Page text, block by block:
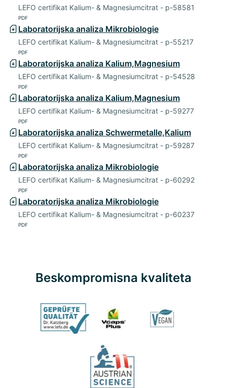
LEFO certifikat Kalium- & Magnesiumcitrat - p-58581
PDF
Laboratorijska analiza Mikrobiologie
LEFO certifikat Kalium- & Magnesiumcitrat - p-55217
PDF
Laboratorijska analiza Kalium,Magnesium
LEFO certifikat Kalium- & Magnesiumcitrat - p-54528
PDF
Laboratorijska analiza Kalium,Magnesium
LEFO certifikat Kalium- & Magnesiumcitrat - p-59277
PDF
Laboratorijska analiza Schwermetalle,Kalium
LEFO certifikat Kalium- & Magnesiumcitrat - p-59287
PDF
Laboratorijska analiza Mikrobiologie
LEFO certifikat Kalium- & Magnesiumcitrat - p-60292
PDF
Laboratorijska analiza Mikrobiologie
LEFO certifikat Kalium- & Magnesiumcitrat - p-60237
PDF
Beskompromisna kvaliteta